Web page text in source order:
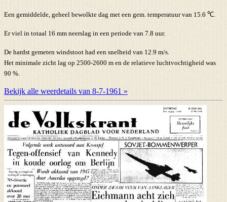
Een gemiddelde, geheel bewolkte dag met een gem. temperatuur van 15.6 ℃.
Er viel in totaal 16 mm neerslag in een periode van 7.8 uur.
De hardst gemeten windstoot had een snelheid van 12.9 m/s.
Het minimale zicht lag op 2500-2600 m en de relatieve luchtvochtigheid was
90 %.
Bekijk alle weerdetails van 8-7-1961 »